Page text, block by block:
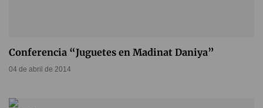
Conferencia “Juguetes en Madinat Daniya”
04 de abril de 2014